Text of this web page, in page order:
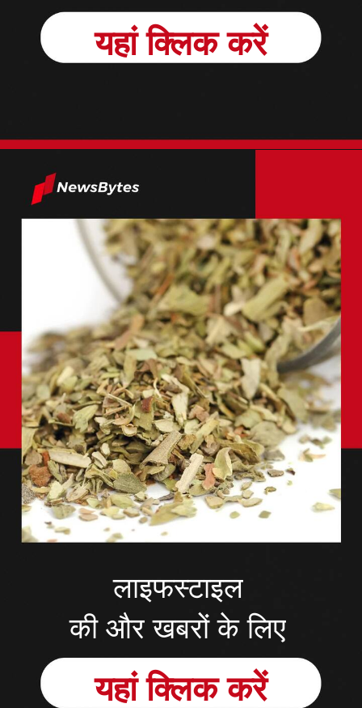
यहां क्लिक करें
लाइफस्टाइल
की और खबरों के लिए
यहां क्लिक करें